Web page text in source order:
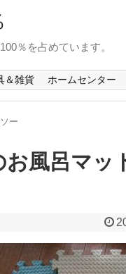
％を占めています。
＆雑貨 ホームセンター
ー
風呂マッ